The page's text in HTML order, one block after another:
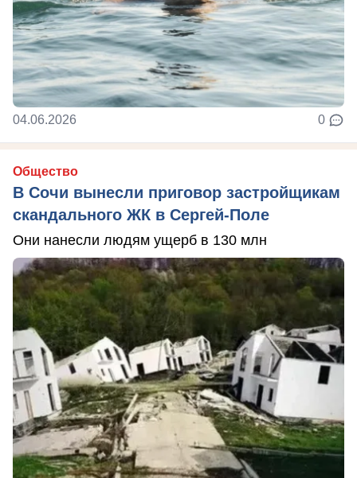
04.06.2026 0
Общество
В Сочи вынесли приговор застройщикам
скандального ЖК в Сергей-Поле
Они нанесли людям ущерб в 130 млн